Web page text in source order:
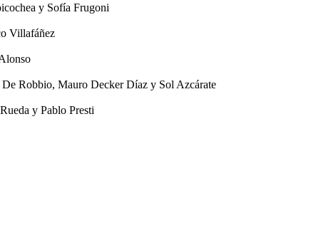
y Sofía Frugoni
Villafáñez
Robbio, Mauro Decker Díaz y Sol Azcárate
y Pablo Presti